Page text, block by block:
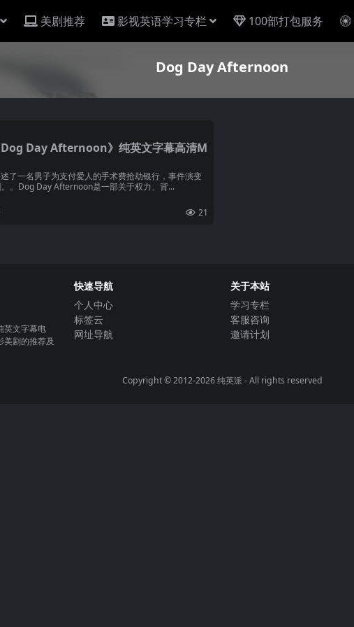
美剧推荐 影视英语学习专栏 100部打包服务
Dog Day Afternoon
Day Afternoon》纯英文字幕高清M
了一名男子为支付爱人的手术费抢劫银行，事件演变
。Dog Day Afternoon是一部关于权力、背...
21
英文字幕电
美剧的推荐及
快速导航
个人中心
标签云
网址导航
关于本站
学习专栏
客服咨询
邀请计划
Copyright © 2012-2026纯英派 - All rights reserved